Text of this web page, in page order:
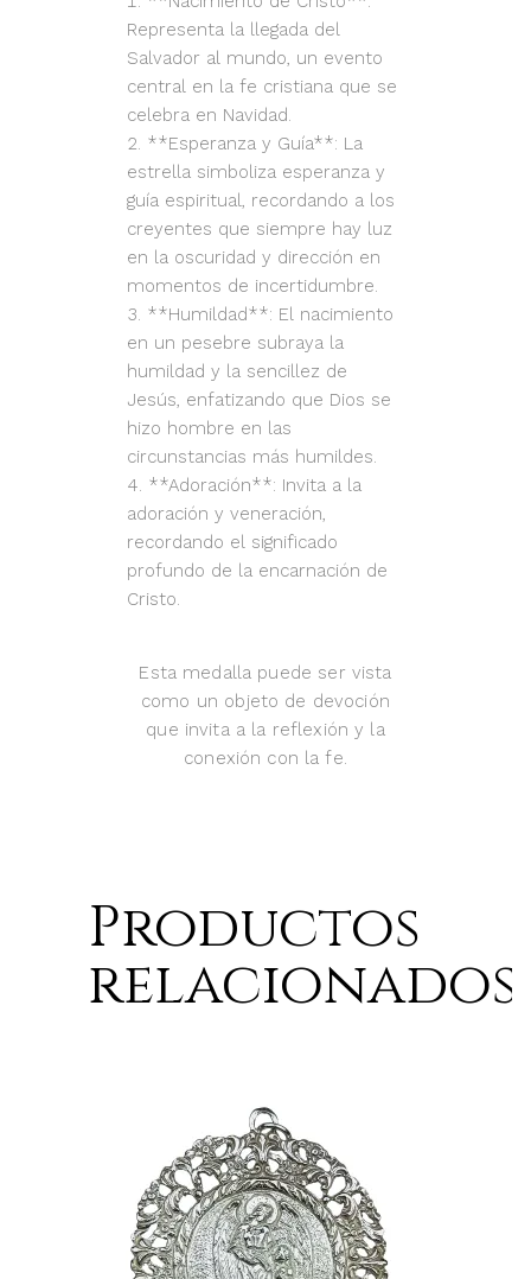
Representa la llegada del
Salvador al mundo, un evento
central en la fe cristiana que se
celebra en Navidad.
**Esperanza y Guía**: La
estrella simboliza esperanza y
guía espiritual, recordando a los
creyentes que siempre hay luz
en la oscuridad y dirección en
momentos de incertidumbre.
**Humildad**: El nacimiento
en un pesebre subraya la
humildad y la sencillez de
Jesús, enfatizando que Dios se
hizo hombre en las
circunstancias más humildes.
**Adoración**: Invita a la
adoración y veneración,
recordando el significado
profundo de la encarnación de
Cristo.
Esta medalla puede ser vista
como un objeto de devoción
que invita a la reflexión y la
conexión con la fe.
Productos
relacionados
AÑADIR AL CARRITO